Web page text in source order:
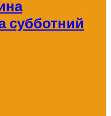
субботний